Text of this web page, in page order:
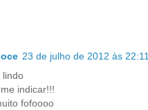
23 de julho de 2012 às 22:11
lindo
indicar!!!
fofoooo